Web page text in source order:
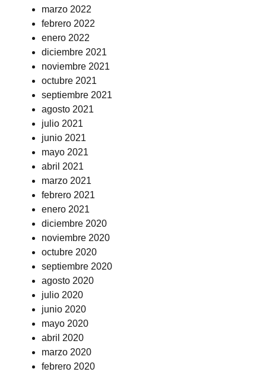
marzo 2022
febrero 2022
enero 2022
diciembre 2021
noviembre 2021
octubre 2021
septiembre 2021
agosto 2021
julio 2021
junio 2021
mayo 2021
abril 2021
marzo 2021
febrero 2021
enero 2021
diciembre 2020
noviembre 2020
octubre 2020
septiembre 2020
agosto 2020
julio 2020
junio 2020
mayo 2020
abril 2020
marzo 2020
febrero 2020